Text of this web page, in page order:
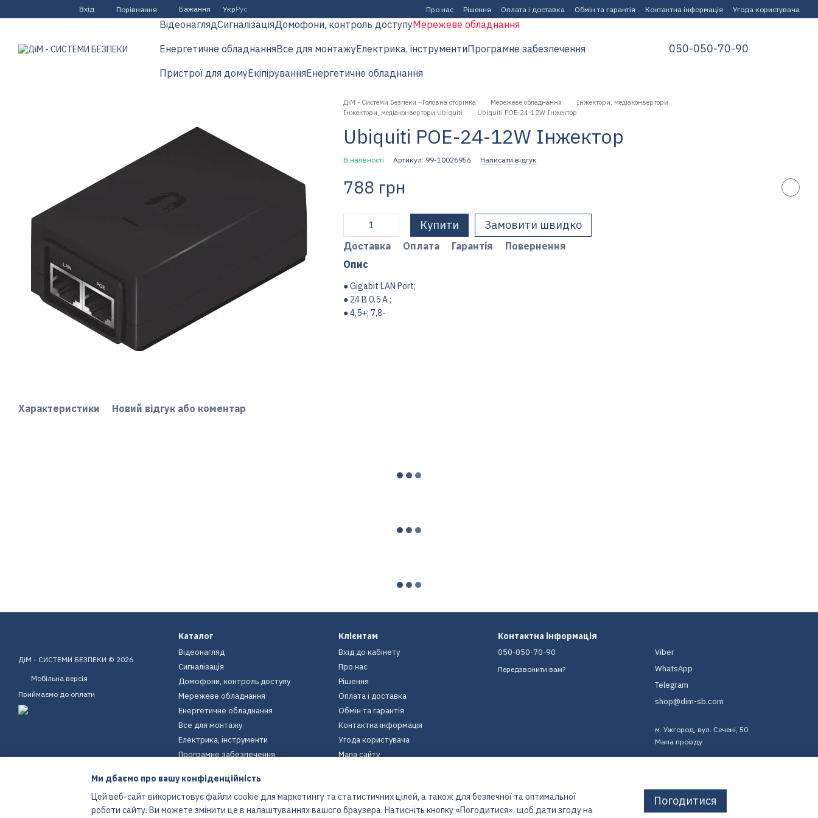
Перейти до основного контенту
Вхід Порівняння Бажання УкрРус Про нас Рішення Оплата і доставка Обмін та гарантія Контактна інформація Угода користувача
ВідеонаглядСигналізаціяДомофони, контроль доступуМережеве обладнання
Енергетичне обладнанняВсе для монтажуЕлектрика, інструментиПрограмне забезпечення
Пристрої для домуЕкіпіруванняЕнергетичне обладнання
050-050-70-90
Характеристики Новий відгук або коментар
ДіМ - Системи Безпеки - Головна сторінка Мережеве обладнання
Інжектори, медіаконвертори
Інжектори, медіаконвертори Ubiquiti
Ubiquiti POE-24-12W Інжектор
Ubiquiti POE-24-12W Інжектор
В наявності Артикул: 99-10026956 Написати відгук
788 грн
Купити Замовити швидко
Доставка Оплата Гарантія
Повернення
Опис
● Gigabit LAN Port;
● 24 В 0.5 А ;
● 4,5+; 7,8-
ДіМ - СИСТЕМИ БЕЗПЕКИ © 2026
Мобільна версія
Приймаємо до оплати
Каталог
Відеонагляд
Сигналізація
Домофони, контроль доступу
Мережеве обладнання
Енергетичне обладнання
Все для монтажу
Електрика, інструменти
Програмне забезпечення
Екіпірування
Енергетичне обладнання
Клієнтам
Вхід до кабінету
Про нас
Рішення
Оплата і доставка
Обмін та гарантія
Контактна інформація
Угода користувача
Мапа сайту
Контактна інформація
050-050-70-90
Передзвонити вам?
Viber
WhatsApp
Telegram
shop@dim-sb.com
м. Ужгород, вул. Сечені, 50
Мапа проїзду
Ми дбаємо про вашу конфіденційність
Цей веб-сайт використовує файли cookie для маркетингу та статистичних цілей, а також для безпечної та оптимальної
роботи сайту. Ви можете змінити це в налаштуваннях вашого браузера. Натисніть кнопку «Погодитися», щоб дати згоду на
Погодитися